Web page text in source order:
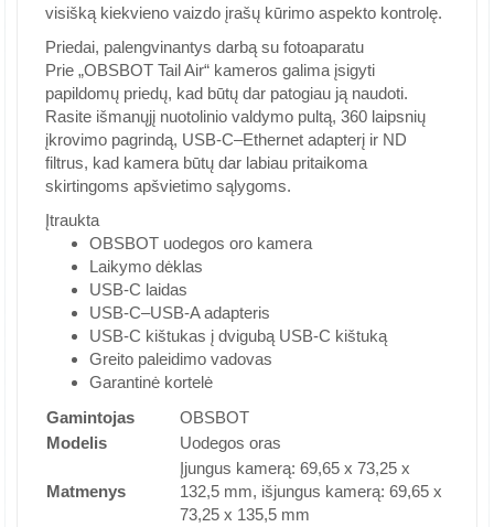
visišką kiekvieno vaizdo įrašų kūrimo aspekto kontrolę.
Priedai, palengvinantys darbą su fotoaparatu
Prie „OBSBOT Tail Air“ kameros galima įsigyti
papildomų priedų, kad būtų dar patogiau ją naudoti.
Rasite išmanųjį nuotolinio valdymo pultą, 360 laipsnių
įkrovimo pagrindą, USB-C–Ethernet adapterį ir ND
filtrus, kad kamera būtų dar labiau pritaikoma
skirtingoms apšvietimo sąlygoms.
Įtraukta
OBSBOT uodegos oro kamera
Laikymo dėklas
USB-C laidas
USB-C–USB-A adapteris
USB-C kištukas į dvigubą USB-C kištuką
Greito paleidimo vadovas
Garantinė kortelė
Gamintojas
OBSBOT
Modelis
Uodegos oras
Matmenys
Įjungus kamerą: 69,65 x 73,25 x
132,5 mm, išjungus kamerą: 69,65 x
73,25 x 135,5 mm